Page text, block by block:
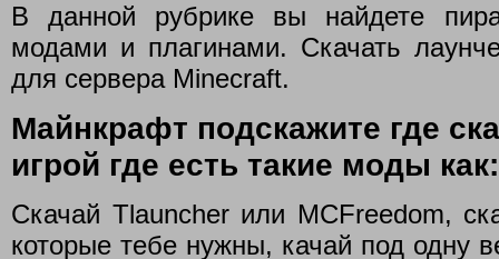
В данной рубрике вы найдете
модами и плагинами. Скачать
для сервера Minecraft.
Майнкрафт подскажите где
игрой где есть такие моды
Скачай Tlauncher или MCFreedom,
которые тебе нужны, качай под одну